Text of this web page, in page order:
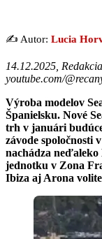
✍️ Autor: Lucia
14.12.2025,
youtube.com/
Výroba modelov
Španielsku. Nové
trh v januári
závode spoločnosti
nachádza
jednotku v Zona
Ibiza aj Arona